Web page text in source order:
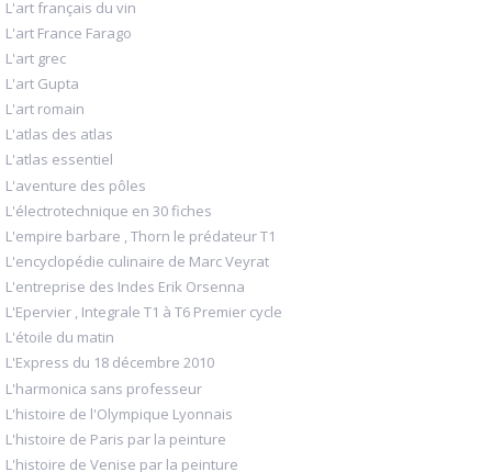
L'art français du vin
L'art France Farago
L'art grec
L'art Gupta
L'art romain
L'atlas des atlas
L'atlas essentiel
L'aventure des pôles
L'électrotechnique en 30 fiches
L'empire barbare , Thorn le prédateur T1
L'encyclopédie culinaire de Marc Veyrat
L'entreprise des Indes Erik Orsenna
L'Epervier , Integrale T1 à T6 Premier cycle
L'étoile du matin
L'Express du 18 décembre 2010
L'harmonica sans professeur
L'histoire de l'Olympique Lyonnais
L'histoire de Paris par la peinture
L'histoire de Venise par la peinture